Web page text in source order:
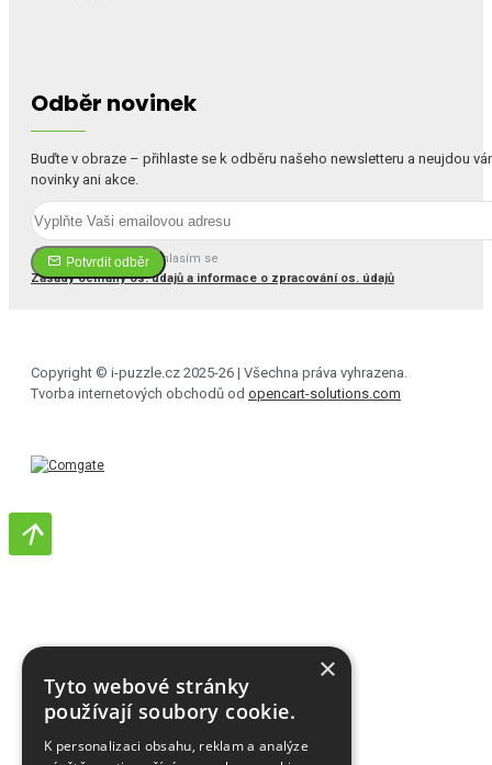
Odběr novinek
Buďte v obraze – přihlaste se k odběru našeho newsletteru a neujdou
novinky ani akce.
Potvrdit odběr
Četl(a) jsem a souhlasím se
Zásady ochrany os. údajů a informace o zpracování os. údajů
Copyright © i-puzzle.cz 2025-26 | Všechna práva vyhrazena.
Tvorba internetových obchodů od opencart-solutions.com
×
Tyto webové stránky
používají soubory cookie.
K personalizaci obsahu, reklam a analýze